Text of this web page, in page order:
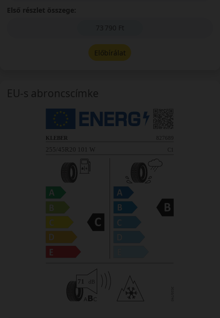
Első részlet összege:
73 790 Ft
Előbírálat
EU-s abroncscímke